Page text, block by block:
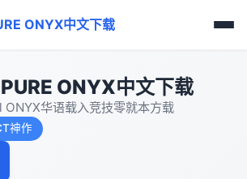
ONYX中文下载
ONYX中文下载
华语载入竞技零就本方载
神作